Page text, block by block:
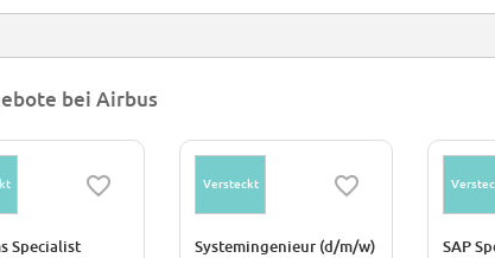
bei Airbus
Specialist
Versteckt
Systemingenieur (d/m/w)
SAP